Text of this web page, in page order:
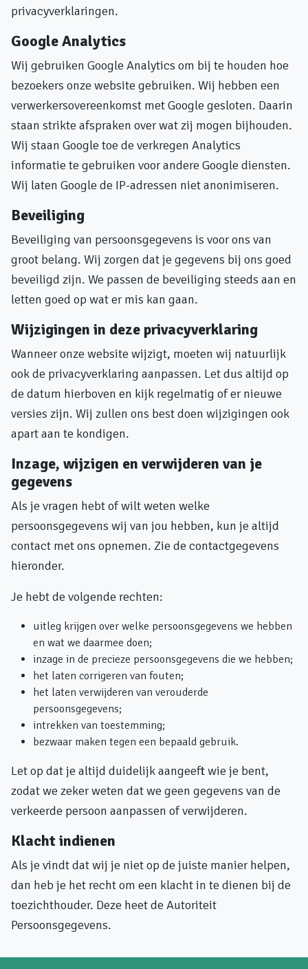
privacyverklaringen.
Google Analytics
Wij gebruiken Google Analytics om bij te houden hoe
bezoekers onze website gebruiken. Wij hebben een
verwerkersovereenkomst met Google gesloten. Daarin
staan strikte afspraken over wat zij mogen bijhouden.
Wij staan Google toe de verkregen Analytics
informatie te gebruiken voor andere Google diensten.
Wij laten Google de IP-adressen niet anonimiseren.
Beveiliging
Beveiliging van persoonsgegevens is voor ons van
groot belang. Wij zorgen dat je gegevens bij ons goed
beveiligd zijn. We passen de beveiliging steeds aan en
letten goed op wat er mis kan gaan.
Wijzigingen in deze privacyverklaring
Wanneer onze website wijzigt, moeten wij natuurlijk
ook de privacyverklaring aanpassen. Let dus altijd op
de datum hierboven en kijk regelmatig of er nieuwe
versies zijn. Wij zullen ons best doen wijzigingen ook
apart aan te kondigen.
Inzage, wijzigen en verwijderen van je
gegevens
Als je vragen hebt of wilt weten welke
persoonsgegevens wij van jou hebben, kun je altijd
contact met ons opnemen. Zie de contactgegevens
hieronder.
Je hebt de volgende rechten:
uitleg krijgen over welke persoonsgegevens we hebben
en wat we daarmee doen;
inzage in de precieze persoonsgegevens die we hebben;
het laten corrigeren van fouten;
het laten verwijderen van verouderde
persoonsgegevens;
intrekken van toestemming;
bezwaar maken tegen een bepaald gebruik.
Let op dat je altijd duidelijk aangeeft wie je bent,
zodat we zeker weten dat we geen gegevens van de
verkeerde persoon aanpassen of verwijderen.
Klacht indienen
Als je vindt dat wij je niet op de juiste manier helpen,
dan heb je het recht om een klacht in te dienen bij de
toezichthouder. Deze heet de Autoriteit
Persoonsgegevens.